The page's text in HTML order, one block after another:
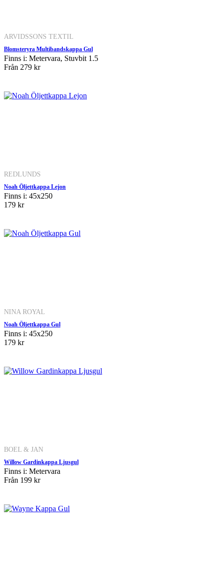
ARVIDSSONS TEXTIL
Blomsteryra Multibandskappa Gul
Finns i: Metervara, Stuvbit 1.5
Från 279 kr
REDLUNDS
Noah Öljettkappa Lejon
Finns i: 45x250
179 kr
NINA ROYAL
Noah Öljettkappa Gul
Finns i: 45x250
179 kr
BOEL & JAN
Willow Gardinkappa Ljusgul
Finns i: Metervara
Från 199 kr